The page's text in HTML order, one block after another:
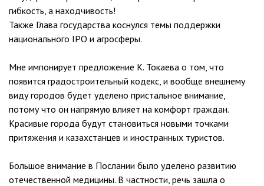
гибкость, а находчивость!
Также Глава государства коснулся темы поддержки
национального IPO и агросферы.
Мне импонирует предложение К. Токаева о том, что
появится градостроительный кодекс, и вообще внешнему
виду городов будет уделено пристальное внимание,
потому что он напрямую влияет на комфорт граждан.
Красивые города будут становиться новыми точками
притяжения и казахстанцев и иностранных туристов.
Большое внимание в Послании было уделено развитию
отечественной медицины. В частности, речь зашла о